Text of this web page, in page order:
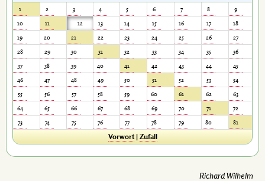
1 2 3 4 5 6 7 8 9
10 11 12 13 14 15 16 17 18
19 20 21 22 23 24 25 26 27
28 29 30 31 32 33 34 35 36
37 38 39 40 41 42 43 44 45
46 47 48 49 50 51 52 53 54
55 56 57 58 59 60 61 62 63
64 65 66 67 68 69 70 71 72
73 74 75 76 77 78 79 80 81
Vorwort|Zufall
Richard Wilhelm